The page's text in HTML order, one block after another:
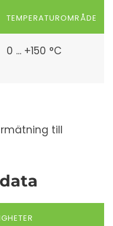
TEMPERATUROMRÅDE
0 ... +150 °C
till